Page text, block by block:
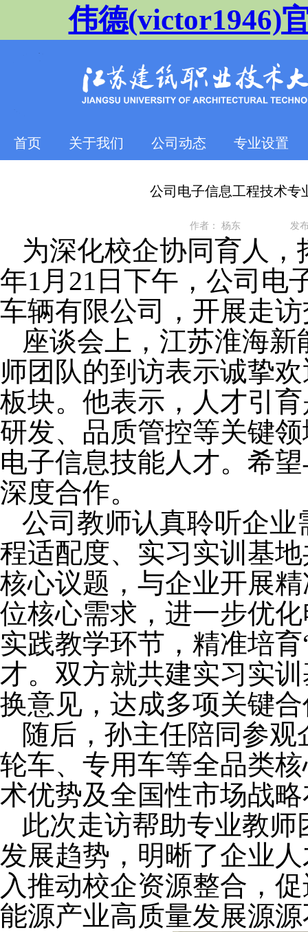
伟德(victor1946)
首页 关于我们 公司动态 专业设置
公司电子信息工程技术专
作者： 杨东 发
为深化校企协同育人
年1月21日下午，公司电
车辆有限公司，开展走
座谈会上 ，江苏淮海
师团队的到访表示诚挚
板块。 他表示， 人才引
研发、品质管控等关键
电子信息技能人才。 希望
深度合作。
公司教师认真聆听企
程适配度、实习实训基
核心议题，与企业开展
位核心需求，进一步优
实践教学环节，精准培育
才。双方就共建实习实
换意见，达成多项关键
随后， 孙主任陪同参观
轮车、专用车等全品类
术优势及全国性市场战
此次走访帮助专业教师
发展趋势，明晰了企业
入推动校企资源整合，
能源产业高质量发展源